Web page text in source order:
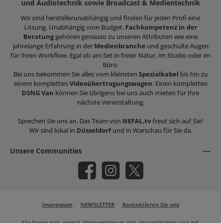
und Audiotechnik sowie Broadcast & Medientechnik
Wir sind herstellerunabhängig und finden für jeden Profi eine
Lösung. Unabhängig vom Budget. Fachkompetenz in der
Beratunggehören genauso zu unseren Attributen wie eine
jahrelange Erfahrung in der Medienbranche und geschulte Augen
für Ihren Workflow. Egal ob am Set in freier Natur, im Studio oder im
Büro.
Bei uns bekommen Sie alles vom kleinsten Spezialkabel bis hin zu
einem kompletten Videoübertragungswagen. Einen kompletten
DSNG Van können Sie übrigens bei uns auch mieten für Ihre
nächste Veranstaltung.
Sprechen Sie uns an. Das Team von NEFAL.tvfreut sich auf Sie!
Wir sind lokal in Düsseldorfund in Warschau für Sie da.
Unsere Communities
Facebook InstagramX / Twitter
Impressum NEWSLETTER Kontaktieren Sie uns